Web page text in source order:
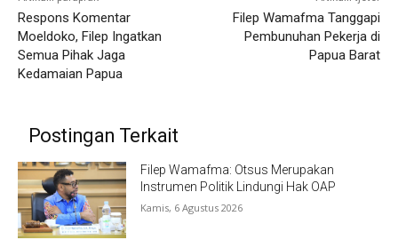
Respons Komentar
Moeldoko, Filep Ingatkan
Semua Pihak Jaga
Kedamaian Papua
Filep Wamafma Tanggapi
Pembunuhan Pekerja di
Papua Barat
Postingan Terkait
Filep Wamafma: Otsus Merupakan
Instrumen Politik Lindungi Hak OAP
Kamis, 6 Agustus 2026